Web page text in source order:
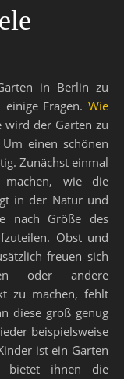
in Berlin zu
Fragen. Wie
wird der Garten zu
einen schönen
Zunächst einmal
wie die
in der Natur und
nach Größe des
Obst und
freuen sich
oder andere
zu machen, fehlt
diese groß genug
beispielsweise
ist ein Garten
bietet ihnen die